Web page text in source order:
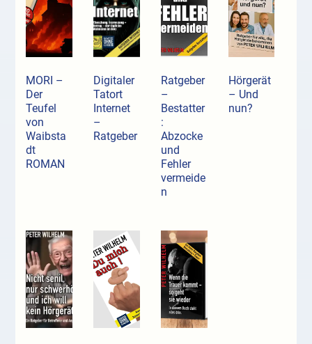
MORI –
Der
Teufel
von
Waibsta
dt
ROMAN
Digitaler
Tatort
Internet
–
Ratgeber
Ratgeber
–
Bestatter
:
Abzocke
und
Fehler
vermeide
n
Hörgerät
– Und
nun?